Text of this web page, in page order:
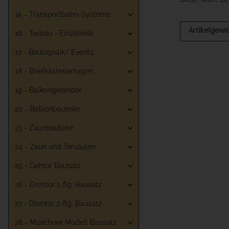
15 - Transportbahn-Systeme
16 - Torbau - Einzelteile
17 - Baulogistik/ Events
18 - Briefkästenanlagen
19 - Balkongeländer
20 - Balkonbauteile
23 - Zaunbauteile
24 - Zaun und Torsäulen
25 - Gehtür Bausatz
26 - Drehtor 1-flg. Bausatz
27 - Drehtor 2-flg. Bausatz
28 - Münchner Modell Bausatz